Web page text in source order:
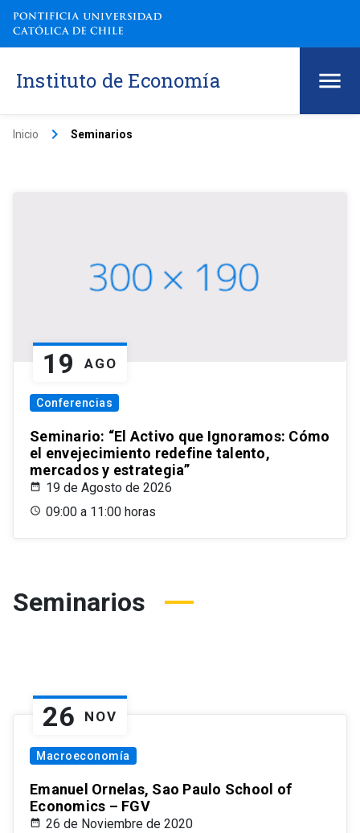
Instituto de Economía
Inicio keyboard_arrow_right Seminarios
19 AGO
Conferencias
Seminario: “El Activo que Ignoramos: Cómo
el envejecimiento redefine talento,
mercados y estrategia”
19 de Agosto de 2026
09:00 a 11:00 horas
Seminarios
26 NOV
Macroeconomía
Emanuel Ornelas, Sao Paulo School of
Economics – FGV
26 de Noviembre de 2020